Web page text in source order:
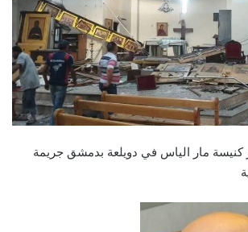
مار الياس في دويلعة بدمشق جريمة